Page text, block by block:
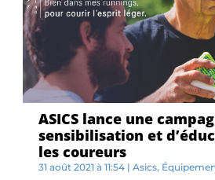
ASICS lance une
sensibilisation et
les coureurs
31 août 2021 à 11:54 | Asics,